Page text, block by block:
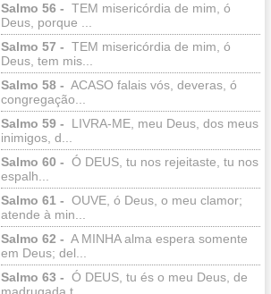
Salmo 56 - TEM misericórdia de mim, ó
Deus, porque ...
Salmo 57 - TEM misericórdia de mim, ó
Deus, tem mis...
Salmo 58 - ACASO falais vós, deveras, ó
congregação...
Salmo 59 -
LIVRA-ME, meu Deus, dos meus
inimigos, d...
Salmo 60 - Ó DEUS, tu nos rejeitaste, tu nos
espalh...
Salmo 61 - OUVE, ó Deus, o meu clamor;
atende à min...
Salmo 62 - A MINHA alma espera somente
em Deus; del...
Salmo 63 - Ó DEUS, tu és o meu Deus, de